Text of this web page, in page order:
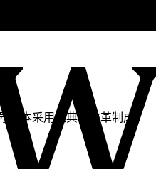
版本采用经典牛皮革制成。